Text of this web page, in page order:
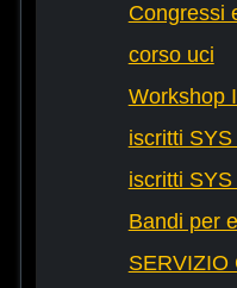
Congressi
corso uci
Workshop
iscritti
iscritti
Bandi per
SERVIZIO